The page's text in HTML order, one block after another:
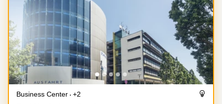
Business Center
+2